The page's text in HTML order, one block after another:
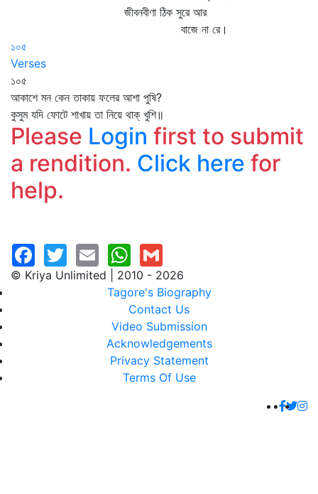
জীবনবীণা ঠিক সুরে আর
বাজে না রে।
১০৫
Verses
১০৫
আকাশে মন কেন তাকায় ফলের আশা পুষি?
কুসুম যদি ফোটে শাখায় তা নিয়ে থাক্‌ খুশি॥
Please Login first to submit
a rendition. Click here for
help.
© Kriya Unlimited | 2010 - 2026
Tagore's Biography
Contact Us
Video Submission
Acknowledgements
Privacy Statement
Terms Of Use